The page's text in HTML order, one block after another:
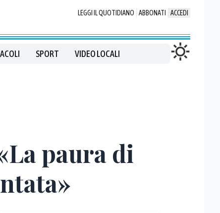
LEGGI IL QUOTIDIANO ABBONATI ACCEDI
SPORT VIDEO LOCALI
paura di